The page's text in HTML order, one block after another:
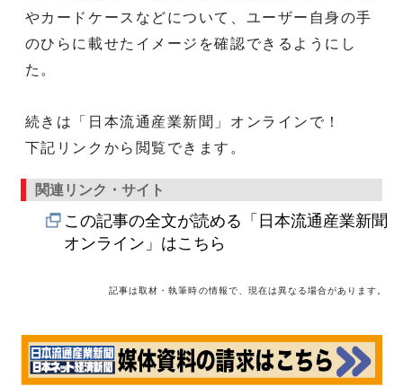
やカードケースなどについて、ユーザー自身の手
のひらに載せたイメージを確認できるようにし
た。
続きは「日本流通産業新聞」オンラインで！
下記リンクから閲覧できます。
関連リンク・サイト
この記事の全文が読める「日本流通産業新聞
オンライン」はこちら
記事は取材・執筆時の情報で、現在は異なる場合があります。